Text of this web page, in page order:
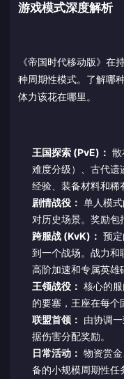
游戏模式深度解析
《帝国时代移动版》在
种周期性模式。了解哪
体力该花在哪里。
王国探索 (PvE)： 散
难度分级）、古代遗
经验、装备材料和稀
剧情战役： 单人模
对历史场景。奖励包
跨服战 (KvK)： 预
到一个战场。战力和
高阶加速和专属英雄
王领战役： 核心的
的要塞，王座在每个
联盟首领： 由协调
据伤害分配奖励。
日常活动： 物资赏
备的小规模周期性任